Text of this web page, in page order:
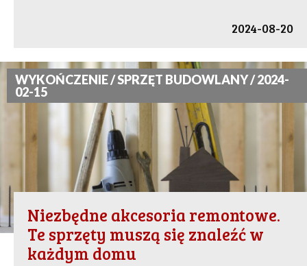
2024-08-20
WYKOŃCZENIE / SPRZĘT BUDOWLANY / 2024-
02-15
Niezbędne akcesoria remontowe.
Te sprzęty muszą się znaleźć w
każdym domu